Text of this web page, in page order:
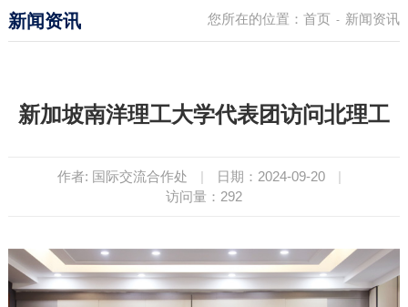
您所在的位置：首页 - 新闻资讯
新闻资讯
新加坡南洋理工大学代表团访问北理工
作者: 国际交流合作处 | 日期：2024-09-20
|
访问量： 292